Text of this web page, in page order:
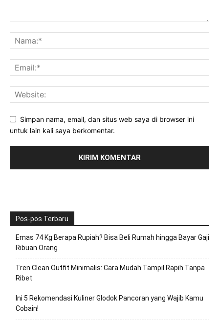
Simpan nama, email, dan situs web saya di browser ini
untuk lain kali saya berkomentar.
Pos-pos Terbaru
Emas 74 Kg Berapa Rupiah? Bisa Beli Rumah hingga Bayar Gaji
Ribuan Orang
Tren Clean Outfit Minimalis: Cara Mudah Tampil Rapih Tanpa
Ribet
Ini 5 Rekomendasi Kuliner Glodok Pancoran yang Wajib Kamu
Cobain!